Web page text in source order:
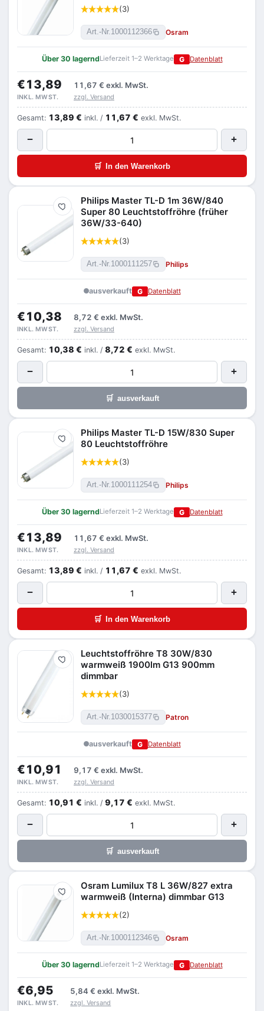
(3)
Art.-Nr.1000112366 Osram
Über 30 lagerndLieferzeit 1–2 Werktage G Datenblatt
€13,89 11,67 € exkl. MwSt.
INKL. MWST. zzgl. Versand
Gesamt: 13,89 € inkl. / 11,67 € exkl. MwSt.
− +
🛒 In den Warenkorb
Merken
Philips Master TL-D 1m 36W/840
Super 80 Leuchtstoffröhre (früher
36W/33-640)
(3)
Art.-Nr.1000111257 Philips
ausverkauft G Datenblatt
€10,38 8,72 € exkl. MwSt.
INKL. MWST. zzgl. Versand
Gesamt: 10,38 € inkl. / 8,72 € exkl. MwSt.
− +
🛒 ausverkauft
Merken
Philips Master TL-D 15W/830 Super
80 Leuchtstoffröhre
(3)
Art.-Nr.1000111254 Philips
Über 30 lagerndLieferzeit 1–2 Werktage G Datenblatt
€13,89 11,67 € exkl. MwSt.
INKL. MWST. zzgl. Versand
Gesamt: 13,89 € inkl. / 11,67 € exkl. MwSt.
− +
🛒 In den Warenkorb
Merken
Leuchtstoffröhre T8 30W/830
warmweiß 1900lm G13 900mm
dimmbar
(3)
Art.-Nr.1030015377 Patron
ausverkauft G Datenblatt
€10,91 9,17 € exkl. MwSt.
INKL. MWST. zzgl. Versand
Gesamt: 10,91 € inkl. / 9,17 € exkl. MwSt.
− +
🛒 ausverkauft
Merken
Osram Lumilux T8 L 36W/827 extra
warmweiß (Interna) dimmbar G13
(2)
Art.-Nr.1000112346 Osram
Über 30 lagerndLieferzeit 1–2 Werktage G Datenblatt
€6,95 5,84 € exkl. MwSt.
INKL. MWST. zzgl. Versand